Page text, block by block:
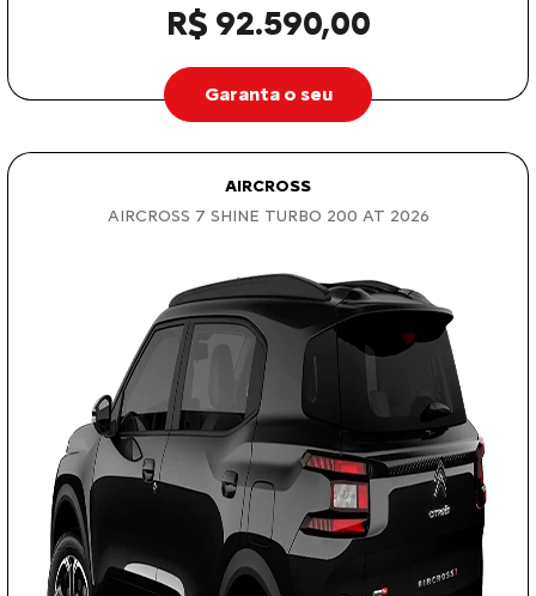
R$ 92.590,00
Garanta o seu
AIRCROSS
AIRCROSS 7 SHINE TURBO 200 AT 2026